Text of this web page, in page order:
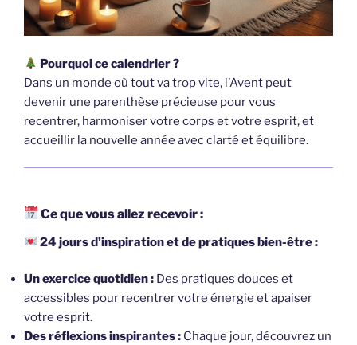
Pourquoi ce calendrier ?
Dans un monde où tout va trop vite, l’Avent peut
devenir une parenthèse précieuse pour vous
recentrer, harmoniser votre corps et votre esprit, et
accueillir la nouvelle année avec clarté et équilibre.
Ce que vous allez recevoir :
24 jours d’inspiration et de pratiques bien-être :
Un exercice quotidien : Des pratiques douces et
accessibles pour recentrer votre énergie et apaiser
votre esprit.
Des réflexions inspirantes : Chaque jour, découvrez un